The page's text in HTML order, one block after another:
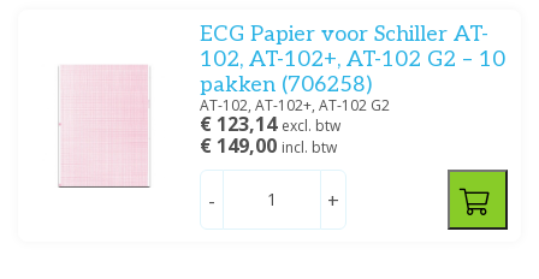
ECG Papier voor Schiller AT-
102, AT-102+, AT-102 G2 – 10
pakken (706258)
AT-102, AT-102+, AT-102 G2
€ 123,14 excl. btw
€ 149,00 incl. btw
- +